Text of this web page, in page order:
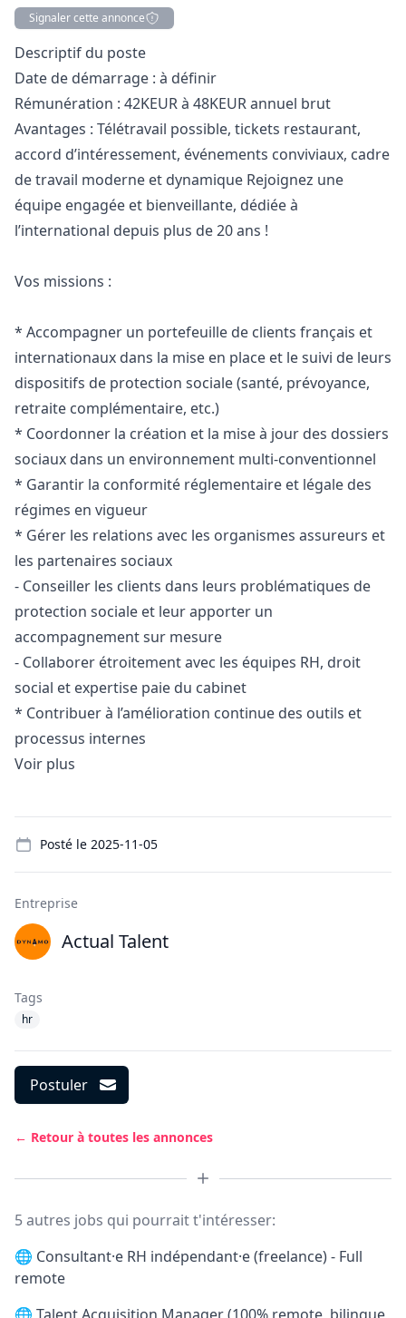
Signaler cette annonce
Description
Descriptif du poste
Date de démarrage : à définir
Rémunération : 42KEUR à 48KEUR annuel brut
Avantages : Télétravail possible, tickets restaurant,
accord d’intéressement, événements conviviaux, cadre
de travail moderne et dynamique Rejoignez une
équipe engagée et bienveillante, dédiée à
l’international depuis plus de 20 ans !
Vos missions :
* Accompagner un portefeuille de clients français et
internationaux dans la mise en place et le suivi de leurs
dispositifs de protection sociale (santé, prévoyance,
retraite complémentaire, etc.)
* Coordonner la création et la mise à jour des dossiers
sociaux dans un environnement multi-conventionnel
* Garantir la conformité réglementaire et légale des
régimes en vigueur
* Gérer les relations avec les organismes assureurs et
les partenaires sociaux
- Conseiller les clients dans leurs problématiques de
protection sociale et leur apporter un
accompagnement sur mesure
- Collaborer étroitement avec les équipes RH, droit
social et expertise paie du cabinet
* Contribuer à l’amélioration continue des outils et
processus internes
Voir plus
Posté le 2025-11-05
Entreprise
Actual Talent
Tags
hr
Postuler
← Retour à toutes les annonces
5 autres jobs qui pourrait t'intéresser:
🌐 Consultant·e RH indépendant·e (freelance) - Full
remote